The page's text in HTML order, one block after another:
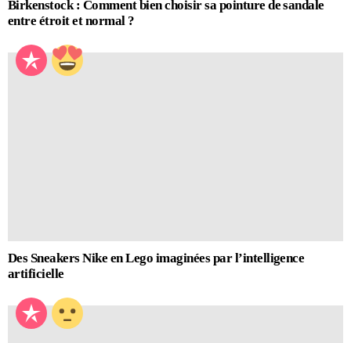
Birkenstock : Comment bien choisir sa pointure de sandale
entre étroit et normal ?
Des Sneakers Nike en Lego imaginées par l’intelligence
artificielle